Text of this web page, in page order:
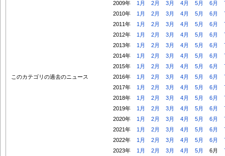
このカテゴリの過去のニュース
2009年 1月 2月 3月 4月 5月 6月
2010年
1月 2月 3月 4月 5月 6月
2011年
1月 2月 3月 4月 5月 6月
2012年
1月 2月 3月 4月 5月 6月
2013年
1月 2月 3月 4月 5月 6月
2014年
1月 2月 3月 4月 5月 6月
2015年
1月 2月 3月 4月 5月 6月
2016年
1月 2月 3月 4月 5月 6月
2017年
1月 2月 3月 4月 5月 6月
2018年
1月 2月 3月 4月 5月 6月
2019年
1月 2月 3月 4月 5月 6月
2020年
1月 2月 3月 4月 5月 6月
2021年
1月 2月 3月 4月 5月 6月
2022年
1月 2月 3月 4月 5月 6月
2023年
1月 2月 3月 4月 5月 6月